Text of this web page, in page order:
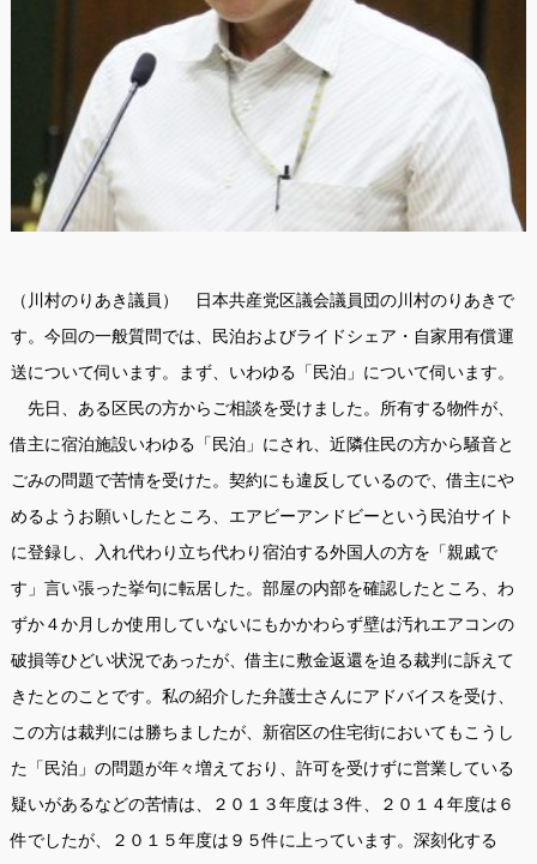
（川村のりあき議員） 日本共産党区議会議員団の川村のりあきで
す。今回の一般質問では、民泊およびライドシェア・自家用有償運
送について伺います。まず、いわゆる「民泊」について伺います。
先日、ある区民の方からご相談を受けました。所有する物件が、
借主に宿泊施設いわゆる「民泊」にされ、近隣住民の方から騒音と
ごみの問題で苦情を受けた。契約にも違反しているので、借主にや
めるようお願いしたところ、エアビーアンドビーという民泊サイト
に登録し、入れ代わり立ち代わり宿泊する外国人の方を「親戚で
す」言い張った挙句に転居した。部屋の内部を確認したところ、わ
ずか４か月しか使用していないにもかかわらず壁は汚れエアコンの
破損等ひどい状況であったが、借主に敷金返還を迫る裁判に訴えて
きたとのことです。私の紹介した弁護士さんにアドバイスを受け、
この方は裁判には勝ちましたが、新宿区の住宅街においてもこうし
た「民泊」の問題が年々増えており、許可を受けずに営業している
疑いがあるなどの苦情は、２０１３年度は３件、２０１４年度は６
件でしたが、２０１５年度は９５件に上っています。深刻化する